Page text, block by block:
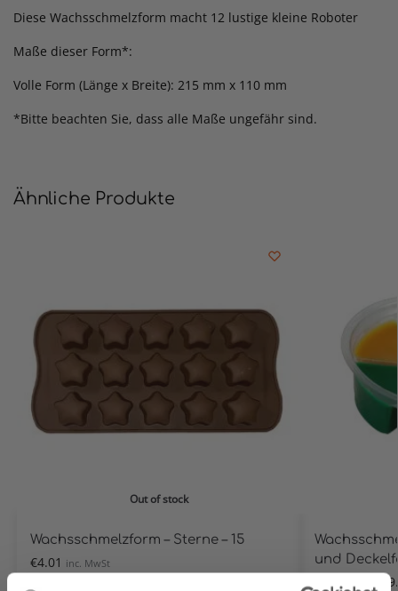
Diese Wachsschmelzform macht 12 lustige kleine Roboter
Maße dieser Form*:
Volle Form (Länge x Breite): 215 mm x 110 mm
*Bitte beachten Sie, dass alle Maße ungefähr sind.
Ähnliche Produkte
Out of stock
Wachsschmelzform – Sterne – 15
€4.01 inc. MwSt
und
12.11